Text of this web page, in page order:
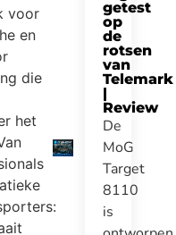
voor
en
die
het
getest
op
de
rotsen
van
Telemark
|
Review
De
MoG
Target
8110
is